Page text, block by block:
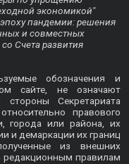
экономикой"
пандемии: решения
и совместных
Счета развития
обозначения и
сайте, не означают
Секретариата
правового
города или района, их
и демаркации их границ
из внешних
редакционным правилам